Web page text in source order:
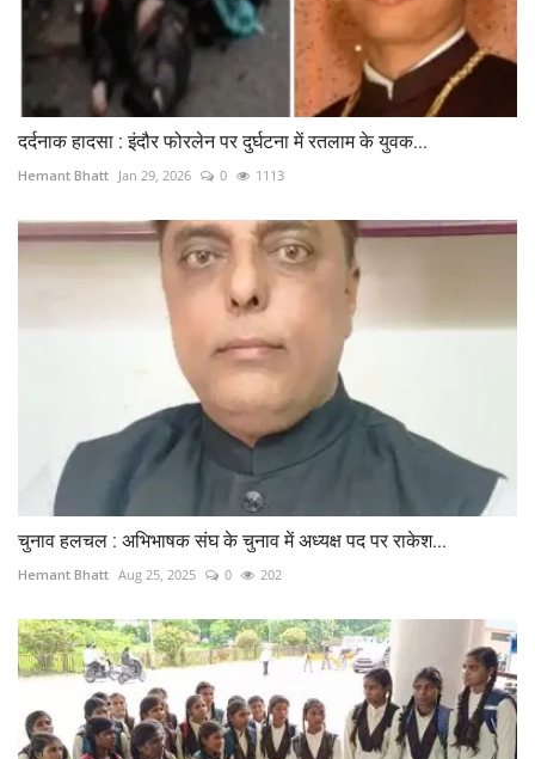
दर्दनाक हादसा : इंदौर फोरलेन पर दुर्घटना में रतलाम के युवक...
Hemant Bhatt Jan 29, 2026 0 1113
चुनाव हलचल : अभिभाषक संघ के चुनाव में अध्यक्ष पद पर राकेश...
Hemant Bhatt Aug 25, 2025 0 202